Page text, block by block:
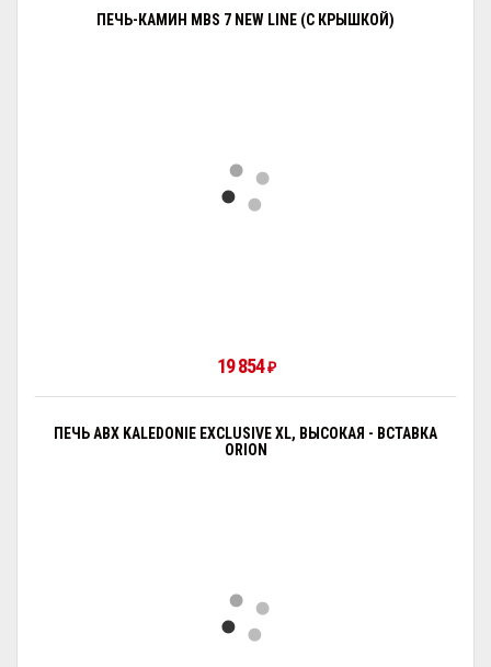
ПЕЧЬ-КАМИН MBS 7 NEW LINE (С КРЫШКОЙ)
19 854₽
ПЕЧЬ ABX KALEDONIE EXCLUSIVE XL, ВЫСОКАЯ - ВСТАВКА
ORION